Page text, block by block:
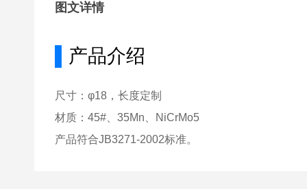
图文详情
产品介绍
尺寸：φ18，长度定制
材质：45#、35Mn、NiCrMo5
产品符合JB3271-2002标准。